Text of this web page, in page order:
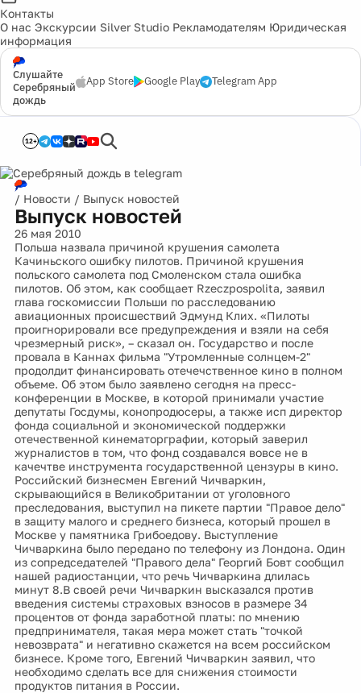
Контакты
О нас Экскурсии Silver Studio Рекламодателям Юридическая
информация
Слушайте
Серебряный
дождь
App Store Google Play Telegram App
12+
/ Новости / Выпуск новостей
Выпуск новостей
26 мая 2010
Польша назвала причиной крушения самолета
Качиньского ошибку пилотов. Причиной крушения
польского самолета под Смоленском стала ошибка
пилотов. Об этом, как сообщает Rzeczpospolita, заявил
глава госкомиссии Польши по расследованию
авиационных происшествий Эдмунд Клих. «Пилоты
проигнорировали все предупреждения и взяли на себя
чрезмерный риск», – сказал он. Государство и после
провала в Каннах фильма "Утромленные солнцем-2"
продолдит финансировать отечечственное кино в полном
объеме. Об этом было заявлено сегодня на пресс-
конференции в Москве, в которой принимали участие
депутаты Госдумы, конопродюсеры, а также исп директор
фонда социальной и экономической поддержки
отечественной кинематорграфии, который заверил
журналистов в том, что фонд создавался вовсе не в
качечтве инструмента государственной цензуры в кино.
Российский бизнесмен Евгений Чичваркин,
скрывающийся в Великобритании от уголовного
преследования, выступил на пикете партии "Правое дело"
в защиту малого и среднего бизнеса, который прошел в
Москве у памятника Грибоедову. Выступление
Чичваркина было передано по телефону из Лондона. Один
из сопредседателей "Правого дела" Георгий Бовт сообщил
нашей радиостанции, что речь Чичваркина длилась
минут 8.В своей речи Чичваркин высказался против
введения системы страховых взносов в размере 34
процентов от фонда заработной платы: по мнению
предпринимателя, такая мера может стать "точкой
невозврата" и негативно скажется на всем российском
бизнесе. Кроме того, Евгений Чичваркин заявил, что
необходимо сделать все для снижения стоимости
продуктов питания в России.